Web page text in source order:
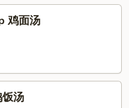
鸡面汤
汤